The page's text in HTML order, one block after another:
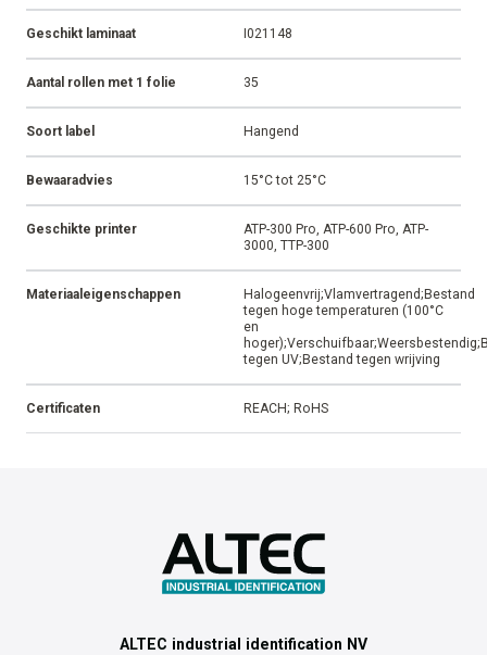
Geschikt laminaat I021148
Aantal rollen met 1 folie 35
Soort label Hangend
Bewaaradvies 15°C tot 25°C
Geschikte printer
ATP-300 Pro, ATP-600 Pro, ATP-
3000, TTP-300
Materiaaleigenschappen
Halogeenvrij;Vlamvertragend;Bestand
tegen hoge temperaturen (100°C
en
tegen UV;Bestand tegen wrijving
Certificaten REACH; RoHS
ALTEC industrial identification NV